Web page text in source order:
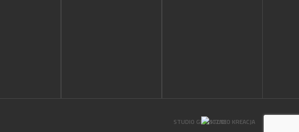
STUDIO GRAFICZNE